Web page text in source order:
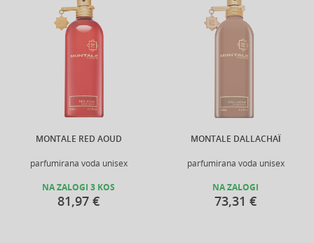
MONTALE RED AOUD
parfumirana voda unisex
NA ZALOGI 3 KOS
81,97 €
MONTALE DALLACHAÏ
parfumirana voda unisex
NA ZALOGI
73,31 €